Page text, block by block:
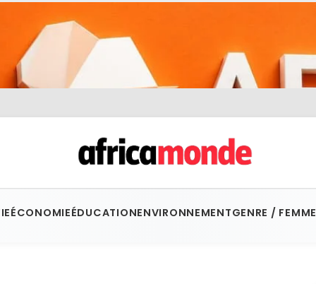
ÉCONOMIEÉDUCATIONENVIRONNEMENTGENRE / FEMME